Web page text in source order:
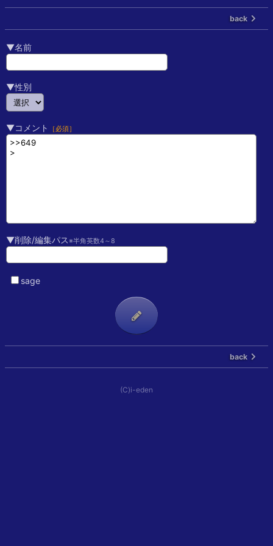
back
▼名前
▼性別
▼コメント ［必須］
▼削除/編集パス※半角英数4～8
sage
back
(C)i-eden